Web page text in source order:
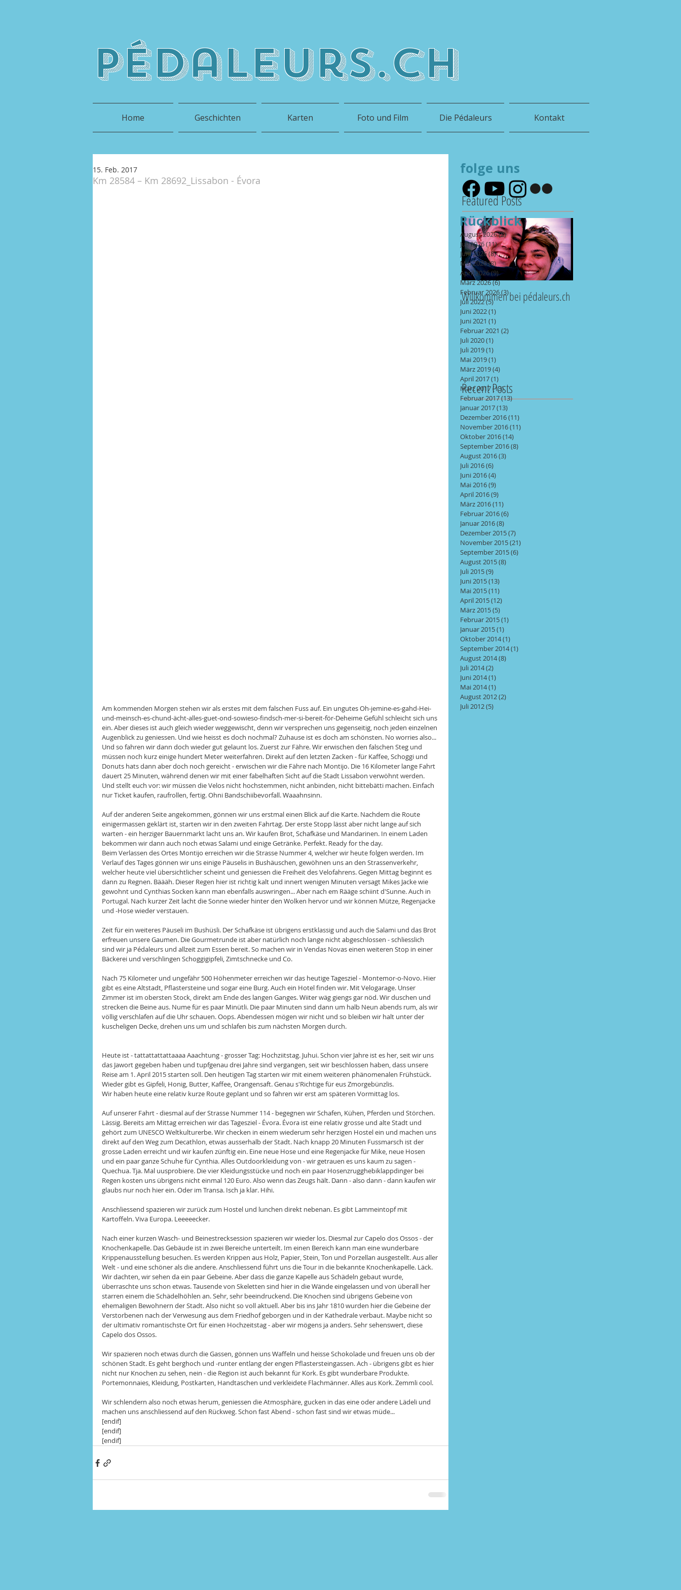
pédaleurs.ch
Home Geschichten Karten Foto und Film Die Pédaleurs Kontakt
Km 28584 – Km 28692_Lissabon - Évora
15. Feb. 2017
Am kommenden Morgen stehen wir als erstes mit dem falschen Fuss auf. Ein ungutes Oh-jemine-es-gahd-Hei-
und-meinsch-es-chund-ächt-alles-guet-ond-sowieso-findsch-mer-si-bereit-för-Deheime Gefühl schleicht sich uns
ein. Aber dieses ist auch gleich wieder weggewischt, denn wir versprechen uns gegenseitig, noch jeden einzelnen
Augenblick zu geniessen. Und wie heisst es doch nochmal? Zuhause ist es doch am schönsten. No worries also...
Und so fahren wir dann doch wieder gut gelaunt los. Zuerst zur Fähre. Wir erwischen den falschen Steg und
müssen noch kurz einige hundert Meter weiterfahren. Direkt auf den letzten Zacken - für Kaffee, Schoggi und
Donuts hats dann aber doch noch gereicht - erwischen wir die Fähre nach Montijo. Die 16 Kilometer lange Fahrt
dauert 25 Minuten, während denen wir mit einer fabelhaften Sicht auf die Stadt Lissabon verwöhnt werden.
Und stellt euch vor: wir müssen die Velos nicht hochstemmen, nicht anbinden, nicht bittebätti machen. Einfach
nur Ticket kaufen, raufrollen, fertig. Ohni Bandschiibevorfall. Waaahnsinn.
Auf der anderen Seite angekommen, gönnen wir uns erstmal einen Blick auf die Karte. Nachdem die Route
einigermassen geklärt ist, starten wir in den zweiten Fahrtag. Der erste Stopp lässt aber nicht lange auf sich
warten - ein herziger Bauernmarkt lacht uns an. Wir kaufen Brot, Schafkäse und Mandarinen. In einem Laden
bekommen wir dann auch noch etwas Salami und einige Getränke. Perfekt. Ready for the day.
Beim Verlassen des Ortes Montijo erreichen wir die Strasse Nummer 4, welcher wir heute folgen werden. Im
Verlauf des Tages gönnen wir uns einige Päuselis in Bushäuschen, gewöhnen uns an den Strassenverkehr,
welcher heute viel übersichtlicher scheint und geniessen die Freiheit des Velofahrens. Gegen Mittag beginnt es
dann zu Regnen. Bäääh. Dieser Regen hier ist richtig kalt und innert wenigen Minuten versagt Mikes Jacke wie
gewohnt und Cynthias Socken kann man ebenfalls auswringen... Aber nach em Rääge schiint d'Sunne. Auch in
Portugal. Nach kurzer Zeit lacht die Sonne wieder hinter den Wolken hervor und wir können Mütze, Regenjacke
und -Hose wieder verstauen.
Zeit für ein weiteres Päuseli im Bushüsli. Der Schafkäse ist übrigens erstklassig und auch die Salami und das Brot
erfreuen unsere Gaumen. Die Gourmetrunde ist aber natürlich noch lange nicht abgeschlossen - schliesslich
sind wir ja Pédaleurs und allzeit zum Essen bereit. So machen wir in Vendas Novas einen weiteren Stop in einer
Bäckerei und verschlingen Schoggigipfeli, Zimtschnecke und Co.
Nach 75 Kilometer und ungefähr 500 Höhenmeter erreichen wir das heutige Tagesziel - Montemor-o-Novo. Hier
gibt es eine Altstadt, Pflastersteine und sogar eine Burg. Auch ein Hotel finden wir. Mit Velogarage. Unser
Zimmer ist im obersten Stock, direkt am Ende des langen Ganges. Wiiter wäg giengs gar nöd. Wir duschen und
strecken die Beine aus. Nume für es paar Minütli. Die paar Minuten sind dann um halb Neun abends rum, als wir
völlig verschlafen auf die Uhr schauen. Oops. Abendessen mögen wir nicht und so bleiben wir halt unter der
kuscheligen Decke, drehen uns um und schlafen bis zum nächsten Morgen durch.
Heute ist - tattattattattaaaa Aaachtung - grosser Tag: Hochziitstag. Juhui. Schon vier Jahre ist es her, seit wir uns
das Jawort gegeben haben und tupfgenau drei Jahre sind vergangen, seit wir beschlossen haben, dass unsere
Reise am 1. April 2015 starten soll. Den heutigen Tag starten wir mit einem weiteren phänomenalen Frühstück.
Wieder gibt es Gipfeli, Honig, Butter, Kaffee, Orangensaft. Genau s'Richtige für eus Zmorgebünzlis.
Wir haben heute eine relativ kurze Route geplant und so fahren wir erst am späteren Vormittag los.
Auf unserer Fahrt - diesmal auf der Strasse Nummer 114 - begegnen wir Schafen, Kühen, Pferden und Störchen.
Lässig. Bereits am Mittag erreichen wir das Tagesziel - Évora. Évora ist eine relativ grosse und alte Stadt und
gehört zum UNESCO Weltkulturerbe. Wir checken in einem wiederum sehr herzigen Hostel ein und machen uns
direkt auf den Weg zum Decathlon, etwas ausserhalb der Stadt. Nach knapp 20 Minuten Fussmarsch ist der
grosse Laden erreicht und wir kaufen zünftig ein. Eine neue Hose und eine Regenjacke für Mike, neue Hosen
und ein paar ganze Schuhe für Cynthia. Alles Outdoorkleidung von - wir getrauen es uns kaum zu sagen -
Quechua. Tja. Mal uusprobiere. Die vier Kleidungsstücke und noch ein paar Hosenzrugghebiklappdinger bei
Regen kosten uns übrigens nicht einmal 120 Euro. Also wenn das Zeugs hält. Dann - also dann - dann kaufen wir
glaubs nur noch hier ein. Oder im Transa. Isch ja klar. Hihi.
Anschliessend spazieren wir zurück zum Hostel und lunchen direkt nebenan. Es gibt Lammeintopf mit
Kartoffeln. Viva Europa. Leeeeecker.
Nach einer kurzen Wasch- und Beinestrecksession spazieren wir wieder los. Diesmal zur Capelo dos Ossos - der
Knochenkapelle. Das Gebäude ist in zwei Bereiche unterteilt. Im einen Bereich kann man eine wunderbare
Krippenausstellung besuchen. Es werden Krippen aus Holz, Papier, Stein, Ton und Porzellan ausgestellt. Aus aller
Welt - und eine schöner als die andere. Anschliessend führt uns die Tour in die bekannte Knochenkapelle. Läck.
Wir dachten, wir sehen da ein paar Gebeine. Aber dass die ganze Kapelle aus Schädeln gebaut wurde,
überraschte uns schon etwas. Tausende von Skeletten sind hier in die Wände eingelassen und von überall her
starren einem die Schädelhöhlen an. Sehr, sehr beeindruckend. Die Knochen sind übrigens Gebeine von
ehemaligen Bewohnern der Stadt. Also nicht so voll aktuell. Aber bis ins Jahr 1810 wurden hier die Gebeine der
Verstorbenen nach der Verwesung aus dem Friedhof geborgen und in der Kathedrale verbaut. Maybe nicht so
der ultimativ romantischste Ort für einen Hochzeitstag - aber wir mögens ja anders. Sehr sehenswert, diese
Capelo dos Ossos.
Wir spazieren noch etwas durch die Gassen, gönnen uns Waffeln und heisse Schokolade und freuen uns ob der
schönen Stadt. Es geht berghoch und -runter entlang der engen Pflastersteingassen. Ach - übrigens gibt es hier
nicht nur Knochen zu sehen, nein - die Region ist auch bekannt für Kork. Es gibt wunderbare Produkte.
Portemonnaies, Kleidung, Postkarten, Handtaschen und verkleidete Flachmänner. Alles aus Kork. Zemmli cool.
Wir schlendern also noch etwas herum, geniessen die Atmosphäre, gucken in das eine oder andere Lädeli und
machen uns anschliessend auf den Rückweg. Schon fast Abend - schon fast sind wir etwas müde...
[endif]
[endif]
[endif]
Featured Posts
Willkommen bei pédaleurs.ch
Recent Posts
folge uns
Rückblick
August 2026(2)2 Beiträge
Juli 2026(11)11 Beiträge
Juni 2026(8)8 Beiträge
Mai 2026(8)8 Beiträge
April 2026(9)9 Beiträge
März 2026(6)6 Beiträge
Februar 2026(3)3 Beiträge
Juli 2022(5)5 Beiträge
Juni 2022(1)
Juni 2021 (1)
Februar 2021 (2)
Juli 2020(1)
Juli 2019(1)
Mai 2019(1)
März 2019(4)
April 2017(1)
März 2017(13)13 Beiträge
Februar 2017(13)13 Beiträge
Januar 2017(13)
Dezember 2016(11)
November 2016(11)
Oktober 2016(14)
September 2016(8)
August 2016(3)
Juli 2016(6)
Juni 2016(4)
Mai 2016(9)
April 2016(9)
März 2016(11)
Februar 2016(6)
Januar 2016(8)
Dezember 2015(7)
November 2015(21)
September 2015(6)
August 2015(8)
Juli 2015(9)
Juni 2015(13)
Mai 2015(11)
April 2015(12)
März 2015(5)
Februar 2015(1)
Januar 2015(1)
Oktober 2014(1)
September 2014(1)
August 2014(8)
Juli 2014(2)
Juni 2014(1)
Mai 2014(1)
August 2012(2)
Juli 2012(5)